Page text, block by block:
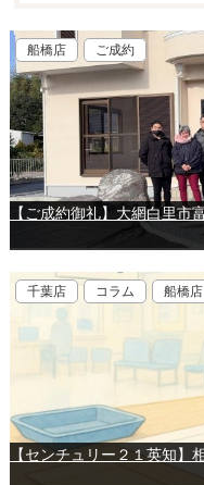
船橋店 ご成約
千葉店 コラム 船橋店